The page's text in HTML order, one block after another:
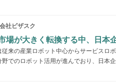
社ビザスク
場が大きく転換する中、日本
来の産業ロボット中心からサービスロ
でのロボット活用が進んでおり、日本